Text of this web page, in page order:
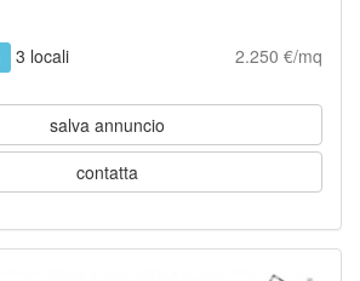
3 locali 2.250 €/mq
salva annuncio
contatta